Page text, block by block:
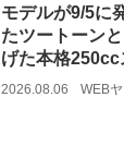
モデルが9/5に
たツートーン
げた本格250cc
2026.08.06 WEB